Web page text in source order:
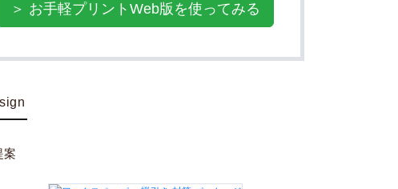
＞ お手軽プリントWeb版を使ってみる
案